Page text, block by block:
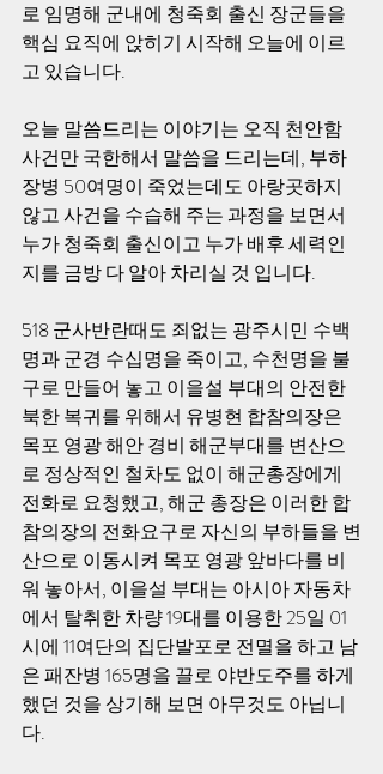
로 임명해 군내에 청죽회 출신 장군들을
핵심 요직에 앉히기 시작해 오늘에 이르
고 있습니다.
오늘 말씀드리는 이야기는 오직 천안함
사건만 국한해서 말씀을 드리는데, 부하
장병 50여명이 죽었는데도 아랑곳하지
않고 사건을 수습해 주는 과정을 보면서
누가 청죽회 출신이고 누가 배후 세력인
지를 금방 다 알아 차리실 것 입니다.
518 군사반란때도 죄없는 광주시민 수백
명과 군경 수십명을 죽이고, 수천명을 불
구로 만들어 놓고 이을설 부대의 안전한
북한 복귀를 위해서 유병현 합참의장은
목포 영광 해안 경비 해군부대를 변산으
로 정상적인 철차도 없이 해군총장에게
전화로 요청했고, 해군 총장은 이러한 합
참의장의 전화요구로 자신의 부하들을 변
산으로 이동시켜 목포 영광 앞바다를 비
워 놓아서, 이을설 부대는 아시아 자동차
에서 탈취한 차량 19대를 이용한 25일 01
시에 11여단의 집단발포로 전멸을 하고 남
은 패잔병 165명을 끌로 야반도주를 하게
했던 것을 상기해 보면 아무것도 아닙니
다.